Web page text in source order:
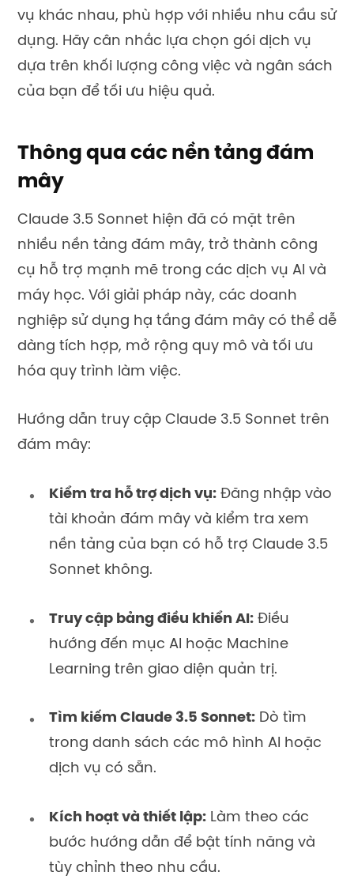
vụ khác nhau, phù hợp với nhiều nhu cầu sử
dụng. Hãy cân nhắc lựa chọn gói dịch vụ
dựa trên khối lượng công việc và ngân sách
của bạn để tối ưu hiệu quả.
Thông qua các nền tảng đám
mây
Claude 3.5 Sonnet hiện đã có mặt trên
nhiều nền tảng đám mây, trở thành công
cụ hỗ trợ mạnh mẽ trong các dịch vụ AI và
máy học. Với giải pháp này, các doanh
nghiệp sử dụng hạ tầng đám mây có thể dễ
dàng tích hợp, mở rộng quy mô và tối ưu
hóa quy trình làm việc.
Hướng dẫn truy cập Claude 3.5 Sonnet trên
đám mây:
Kiểm tra hỗ trợ dịch vụ: Đăng nhập vào
tài khoản đám mây và kiểm tra xem
nền tảng của bạn có hỗ trợ Claude 3.5
Sonnet không.
Truy cập bảng điều khiển AI: Điều
hướng đến mục AI hoặc Machine
Learning trên giao diện quản trị.
Tìm kiếm Claude 3.5 Sonnet: Dò tìm
trong danh sách các mô hình AI hoặc
dịch vụ có sẵn.
Kích hoạt và thiết lập: Làm theo các
bước hướng dẫn để bật tính năng và
tùy chỉnh theo nhu cầu.